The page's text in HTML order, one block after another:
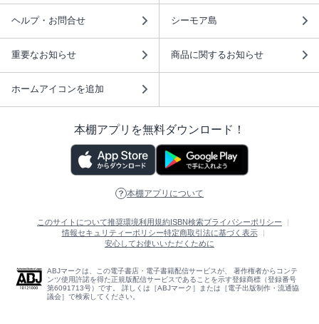
ヘルプ・お問合せ シーモア島
重要なお知らせ 商品に関するお知らせ
ホームアイコンを追加
本棚アプリを無料ダウンロード！
本棚アプリについて
このサイトについて推奨環境利用規約 ISBN検索プライバシーポリシー
情報セキュリティーポリシー特定商取引法に基づく表示
安心してお使いいただくために
ABJマークは、この電子書店・電子書籍配信サービスが、 著作権者からコンテ
ンツ使用許諾を得た正規版配信サービスであることを示す登録商標（登録番号
第6091713号）です。 詳しくは［ABJマーク］または［電子出版制作・流通協
議会］で検索してください。